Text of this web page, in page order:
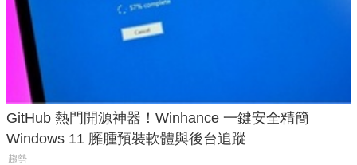
GitHub 熱門開源神器！Winhance 一鍵安全精簡
Windows 11 臃腫預裝軟體與後台追蹤
趨勢